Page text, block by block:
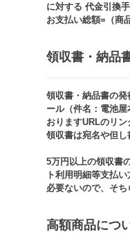
に対する 代金引換
お支払い総額=（商
領収書・納品
領収書・納品書の
ール（件名：電池
おりますURLのリン
領収書は宛名や但し
5万円以上の領収書
ト利用明細等支払
必要ないので、そち
高額商品につ